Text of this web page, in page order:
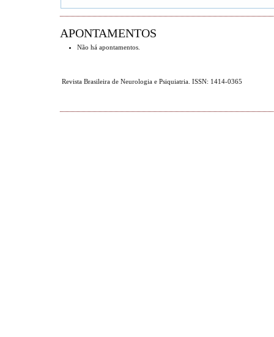
APONTAMENTOS
Não há apontamentos.
Revista Brasileira de Neurologia e Psiquiatria. ISSN: 1414-0365